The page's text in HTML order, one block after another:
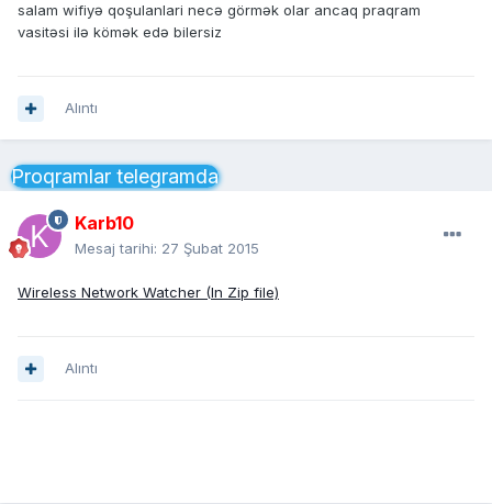
salam wifiyə qoşulanlari necə görmək olar ancaq praqram
vasitəsi ilə kömək edə bilersiz
Alıntı
Proqramlar telegramda
Karb10
Mesaj tarihi: 27 Şubat 2015
Wireless Network Watcher (In Zip file)
Alıntı